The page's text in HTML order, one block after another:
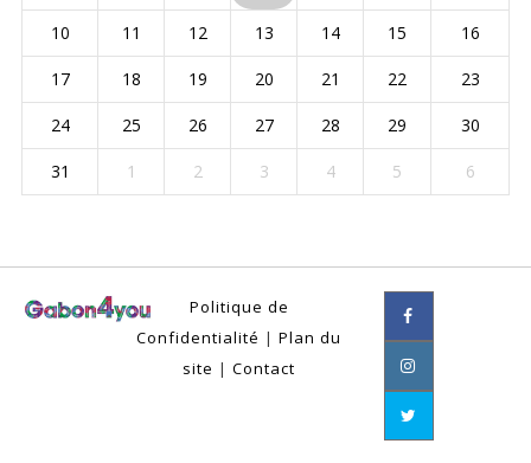
10 11 12 13 14 15 16
17 18 19 20 21 22 23
24 25 26 27 28 29 30
31 1 2 3 4 5 6
Politique de
Confidentialité | Plan du
site | Contact